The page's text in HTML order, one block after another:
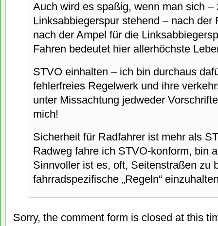
Auch wird es spaßig, wenn man sich
Linksabbiegerspur stehend – nach der
nach der Ampel für die
Fahren bedeutet hier allerhöchste
STVO einhalten – ich bin durchaus
fehlerfreies Regelwerk und ihre
unter Missachtung jedweder
mich!
Sicherheit für Radfahrer ist mehr als
Radweg fahre ich STVO-konform, bin
Sinnvoller ist es, oft, Seitenstraßen zu
fahrradspezifische „Regeln“
Sorry, the comment form is closed at this